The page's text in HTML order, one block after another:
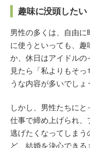
趣味に没頭したい
男性の多くは、自由
に使うといっても、趣
か、休日はアイドルの
見たら「私よりもそ
うな内容が多いでしょ
しかし、男性たちにと
仕事で締め上げられ、
逃げたくなってしまう
ど、結婚を決心でき